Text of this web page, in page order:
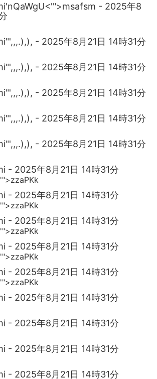
- 2025年8
- 2025年8月21日 14時31分
- 2025年8月21日 14時31分
- 2025年8月21日 14時31分
- 2025年8月21日 14時31分
- 2025年8月21日 14時31分
- 2025年8月21日 14時31分
- 2025年8月21日 14時31分
- 2025年8月21日 14時31分
- 2025年8月21日 14時31分
- 2025年8月21日 14時31分
- 2025年8月21日 14時31分
- 2025年8月21日 14時31分
- 2025年8月21日 14時31分
- 2025年8月21日 14時31分